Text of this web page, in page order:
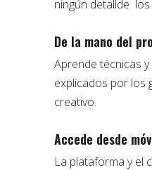
ningún detallde
De la mano del
Aprende técnicas
explicados por los
creativo.
Accede desde
La plataforma y el